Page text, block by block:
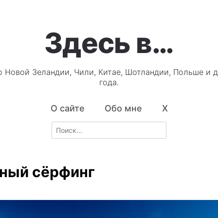
Здесь в…
Новой Зеландии, Чили, Китае, Шотландии, Польше и
года.
О сайте Обо мне X
Search
for:
сёрфинг